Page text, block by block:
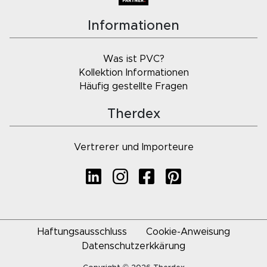
Informationen
Was ist PVC?
Kollektion Informationen
Häufig gestellte Fragen
Therdex
Vertrerer und Importeure
Haftungsausschluss
Cookie-Anweisung
Datenschutzerkkärung